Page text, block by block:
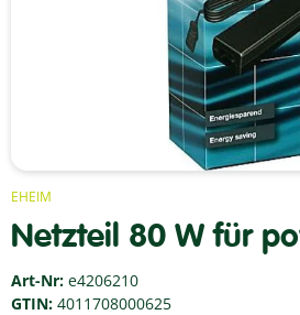
EHEIM
Netzteil 80 W für
Art-Nr: e4206210
GTIN: 4011708000625